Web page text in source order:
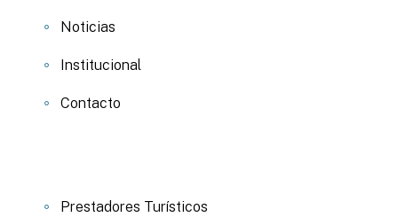
Noticias
Institucional
Contacto
Prestadores Turísticos